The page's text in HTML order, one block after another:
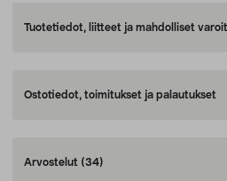
Tuotetiedot, liitteet ja mahdolliset
Ostotiedot, toimitukset ja palautukset
Arvostelut (34)